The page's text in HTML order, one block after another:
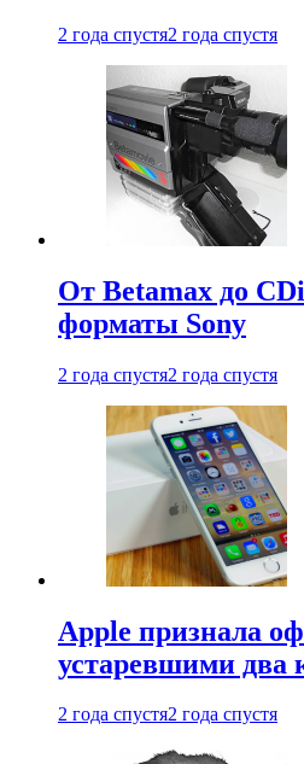
2 года спустя2 года спустя
От Betamax до
форматы Sony
2 года спустя2 года спустя
Apple признала
устаревшими два
2 года спустя2 года спустя